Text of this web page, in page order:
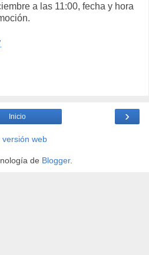
a las 11:00, fecha y hora
›
Inicio
versión web
de Blogger.